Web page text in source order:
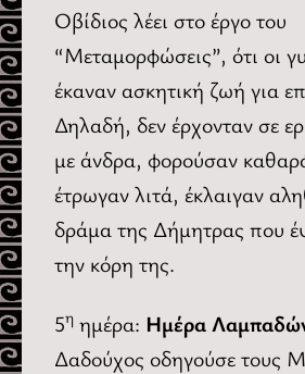
Οβίδιος λέει στο έργο του
“Μεταμορφώσεις”, ότι οι
έκαναν ασκητική ζωή για
Δηλαδή, δεν έρχονταν σε
με άνδρα, φορούσαν
έτρωγαν λιτά, έκλαιγαν
δράμα της Δήμητρας που
την κόρη της.
5η ημέρα: Ημέρα
Δαδούχος οδηγούσε τους